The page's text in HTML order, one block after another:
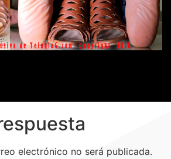
electrónico no será publicada.